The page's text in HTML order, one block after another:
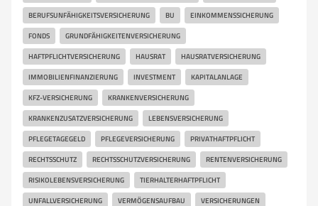
BERUFSUNFÄHIGKEITSVERSICHERUNG BU EINKOMMENSSICHERUNG
FONDS GRUNDFÄHIGKEITENVERSICHERUNG
HAFTPFLICHTVERSICHERUNG HAUSRAT HAUSRATVERSICHERUNG
IMMOBILIENFINANZIERUNG INVESTMENT KAPITALANLAGE
KFZ-VERSICHERUNG KRANKENVERSICHERUNG
KRANKENZUSATZVERSICHERUNG LEBENSVERSICHERUNG
PFLEGETAGEGELD PFLEGEVERSICHERUNG PRIVATHAFTPFLICHT
RECHTSSCHUTZ RECHTSSCHUTZVERSICHERUNG RENTENVERSICHERUNG
RISIKOLEBENSVERSICHERUNG TIERHALTERHAFTPFLICHT
UNFALLVERSICHERUNG VERMÖGENSAUFBAU VERSICHERUNGEN